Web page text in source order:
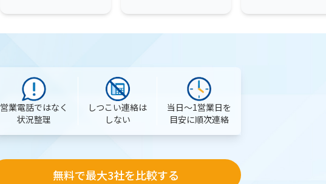
営業電話ではなく
状況整理
しつこい連絡は
しない
当日〜1営業日を
目安に順次連絡
無料で最大3社を比較する